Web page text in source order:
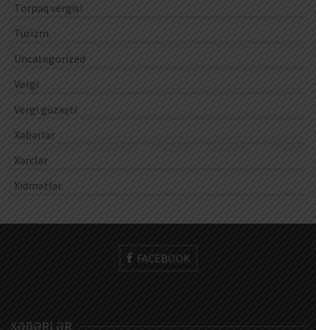
Torpaq vergisi
Turizm
Uncategorized
Vergi
Vergi güzəşti
Xəbərlər
Xərclər
Xidmətlər
FACEBOOK
XƏBƏRLƏR